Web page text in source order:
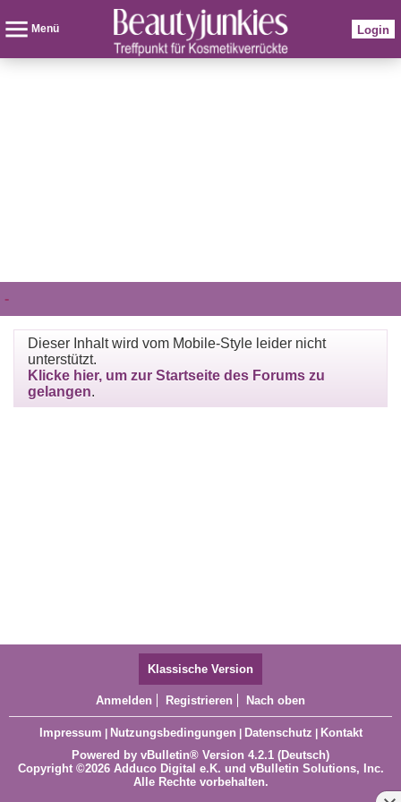
Menü Login
-
Dieser Inhalt wird vom Mobile-Style leider nicht
unterstützt.
Klicke hier, um zur Startseite des Forums zu
gelangen.
Klassische Version
Anmelden Registrieren Nach oben
Impressum | Nutzungsbedingungen | Datenschutz | Kontakt
Powered by vBulletin® Version 4.2.1 (Deutsch)
Copyright ©2026 Adduco Digital e.K. und vBulletin Solutions, Inc.
Alle Rechte vorbehalten.